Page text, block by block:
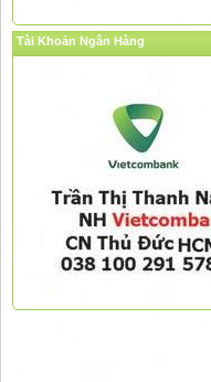
Tài Khoản Ngân Hàng